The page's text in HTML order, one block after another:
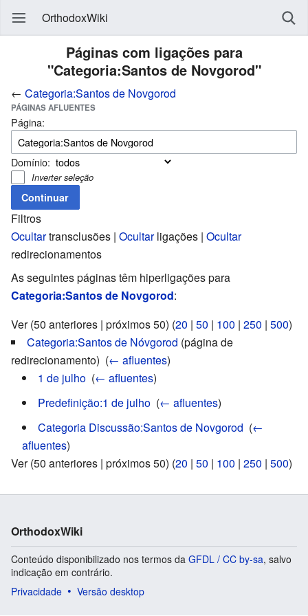
OrthodoxWiki
Páginas com ligações para
"Categoria:Santos de Novgorod"
← Categoria:Santos de Novgorod
PÁGINAS AFLUENTES
Página:
Domínio:
Inverter seleção
Filtros
Ocultartransclusões | Ocultarligações | Ocultar
redirecionamentos
As seguintes páginas têm hiperligações para
Categoria:Santos de Novgorod:
Ver (50 anteriores | próximos 50) (20 | 50 | 100 | 250 | 500)
Categoria:Santos de Nóvgorod (página de
redirecionamento) ‎ (← afluentes)
1 de julho (← afluentes)
Predefinição:1 de julho (← afluentes)
Categoria Discussão:Santos de Novgorod (←
afluentes)
Ver (50 anteriores | próximos 50) (20 | 50 | 100 | 250 | 500)
OrthodoxWiki
Conteúdo disponibilizado nos termos da GFDL / CC by-sa, salvo
indicação em contrário.
Privacidade
Versão desktop